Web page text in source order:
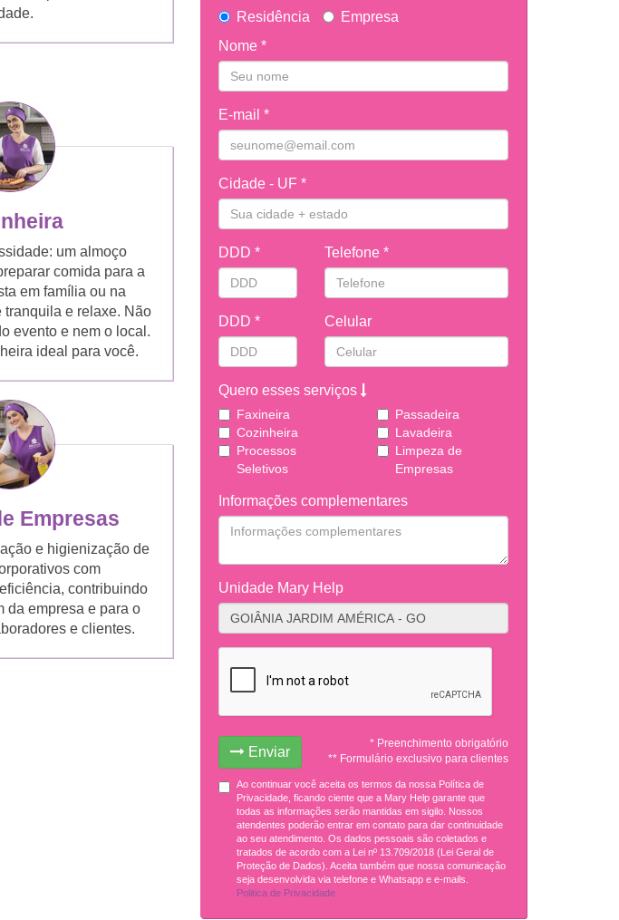
um almoço
comida para a
em família ou na
e relaxe. Não
evento e nem o local.
ideal para você.
Empresas
e higienização de
com
contribuindo
da empresa e para o
e clientes.
Residência
Empresa
Nome *
E-mail *
Cidade - UF *
DDD * Telefone *
DDD * Celular
Quero esses serviços
Faxineira
Passadeira
Cozinheira
Lavadeira
Processos
Seletivos
Limpeza de
Empresas
Informações complementares
Unidade Mary Help
Enviar
* Preenchimento obrigatório
** Formulário exclusivo para clientes
Ao continuar você aceita os termos da nossa Política de
Privacidade, ficando ciente que a Mary Help garante que
todas as informações serão mantidas em sigilo. Nossos
atendentes poderão entrar em contato para dar continuidade
ao seu atendimento. Os dados pessoais são coletados e
tratados de acordo com a Lei nº 13.709/2018 (Lei Geral de
Proteção de Dados). Aceita também que nossa comunicação
seja desenvolvida via telefone e Whatsapp e e-mails.
Politica de Privacidade